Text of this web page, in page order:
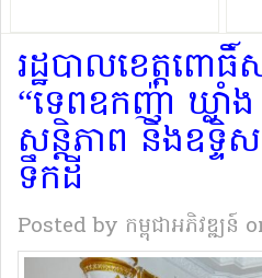
រដ្ឋបាលខេត្តពោ
“ទេពឧកញ៉ា ឃ្ល
សន្តិភាព និងឧទ្
ទឹកដី
Posted by កម្ពុជាអភិវឌ្ឍន៍